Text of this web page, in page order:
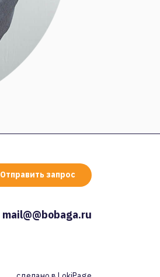
Отправить запрос
mail@@bobaga.ru